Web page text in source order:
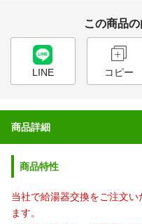
この商品
LINE コピー
商品詳細
商品特性
当社で給湯器交換をご注文
ます。